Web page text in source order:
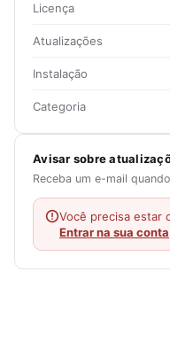
Licença
Atualizações
Instalação
Categoria
Avisar sobre
Receba um e-mail
Você precisa estar
Entrar na sua conta